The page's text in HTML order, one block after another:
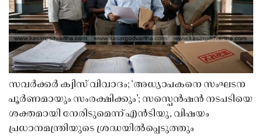
സവർക്കർ ക്വിസ് വിവാദം; ‘അധ്യാപകനെ സംഘടന
പൂർണമായും സംരക്ഷിക്കും’; സസ്പെൻഷൻ നടപടിയെ
ശക്തമായി നേരിടുമെന്ന് എൻടിയു, വിഷയം
പ്രധാനമന്ത്രിയുടെ ശ്രദ്ധയിൽപ്പെടുത്തും